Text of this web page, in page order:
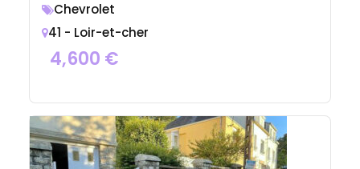
Chevrolet
41 - Loir-et-cher
4,600 €